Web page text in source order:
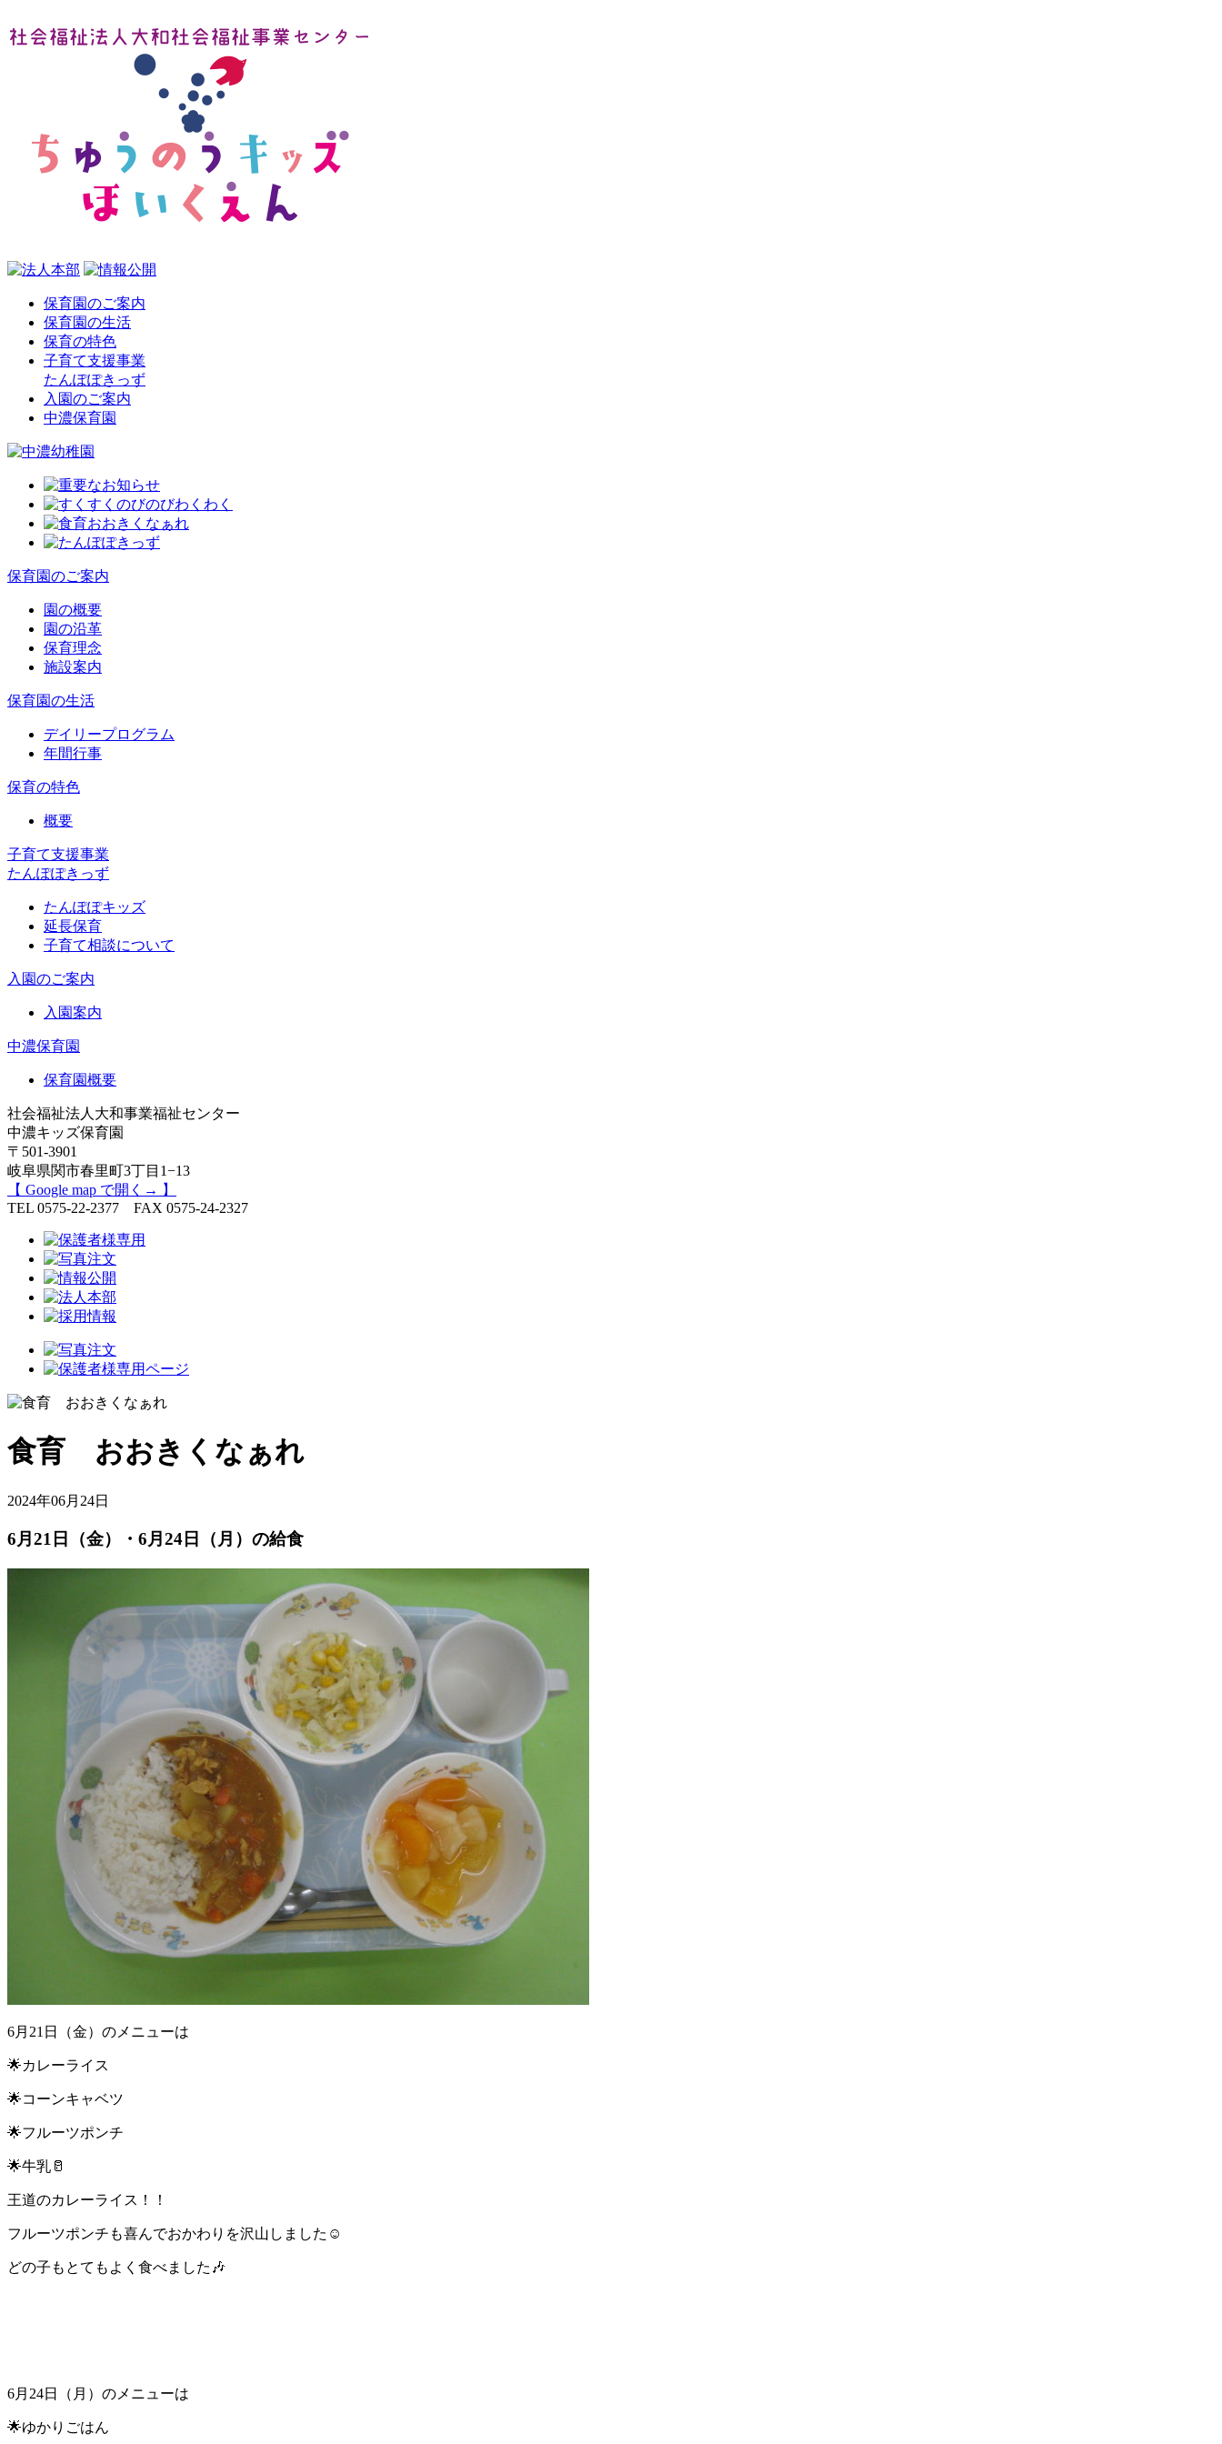
保育園のご案内
保育園の生活
保育の特色
子育て支援事業
たんぽぽきっず
入園のご案内
中濃保育園
保育園のご案内
園の概要
園の沿革
保育理念
施設案内
保育園の生活
デイリープログラム
年間行事
保育の特色
概要
子育て支援事業
たんぽぽきっず
たんぽぽキッズ
延長保育
子育て相談について
入園のご案内
入園案内
中濃保育園
保育園概要
社会福祉法人大和事業福祉センター
中濃キッズ保育園
〒501-3901
岐阜県関市春里町3丁目1−13
【 Google map で開く→ 】
TEL 0575-22-2377 FAX 0575-24-2327
食育 おおきくなぁれ
2024年06月24日
6月21日（金）・6月24日（月）の給食
6月21日（金）のメニューは
🌟カレーライス
🌟コーンキャベツ
🌟フルーツポンチ
🌟牛乳🥛
王道のカレーライス！！
フルーツポンチも喜んでおかわりを沢山しました☺
どの子もとてもよく食べました🎶
6月24日（月）のメニューは
🌟ゆかりごはん